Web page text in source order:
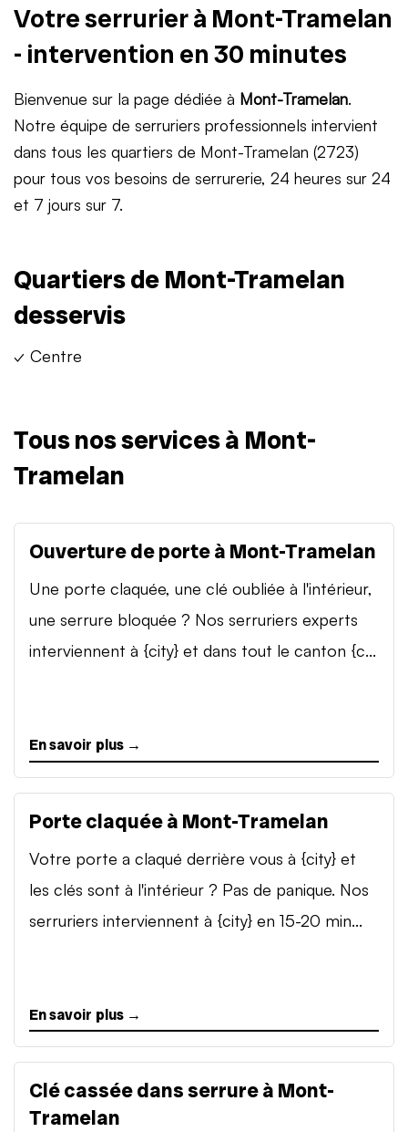
Votre serrurier à Mont-Tramelan
- intervention en 30 minutes
Bienvenue sur la page dédiée à Mont-Tramelan.
Notre équipe de serruriers professionnels intervient
dans tous les quartiers de Mont-Tramelan (2723)
pour tous vos besoins de serrurerie, 24 heures sur 24
et 7 jours sur 7.
Quartiers de Mont-Tramelan
desservis
✓ Centre
Tous nos services à Mont-
Tramelan
Ouverture de porte à Mont-Tramelan
Une porte claquée, une clé oubliée à l'intérieur,
une serrure bloquée ? Nos serruriers experts
interviennent à {city} et dans tout le canton {c...
En savoir plus →
Porte claquée à Mont-Tramelan
Votre porte a claqué derrière vous à {city} et
les clés sont à l'intérieur ? Pas de panique. Nos
serruriers interviennent à {city} en 15-20 min...
En savoir plus →
Clé cassée dans serrure à Mont-
Tramelan